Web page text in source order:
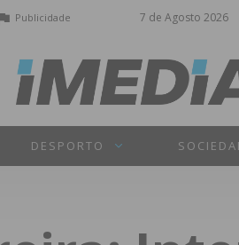
7 de Agosto 2026
Publicidade
DESPORTO